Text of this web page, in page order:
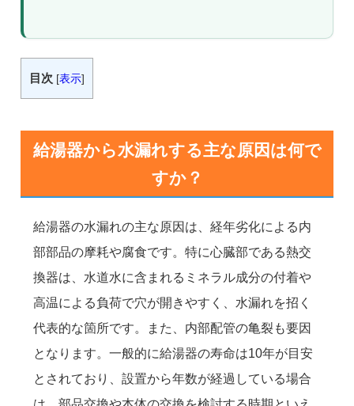
目次 [表示]
給湯器から水漏れする主な原因は何で
すか？
給湯器の水漏れの主な原因は、経年劣化による内
部部品の摩耗や腐食です。特に心臓部である熱交
換器は、水道水に含まれるミネラル成分の付着や
高温による負荷で穴が開きやすく、水漏れを招く
代表的な箇所です。また、内部配管の亀裂も要因
となります。一般的に給湯器の寿命は10年が目安
とされており、設置から年数が経過している場合